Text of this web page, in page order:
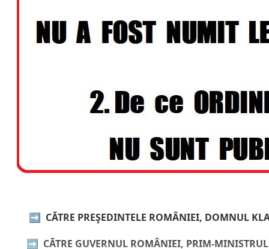
➡️ CĂTRE PREŞEDINTELE ROMÂNIEI, DOMNUL
➡️ CĂTRE GUVERNUL ROMÂNIEI, PRIM-